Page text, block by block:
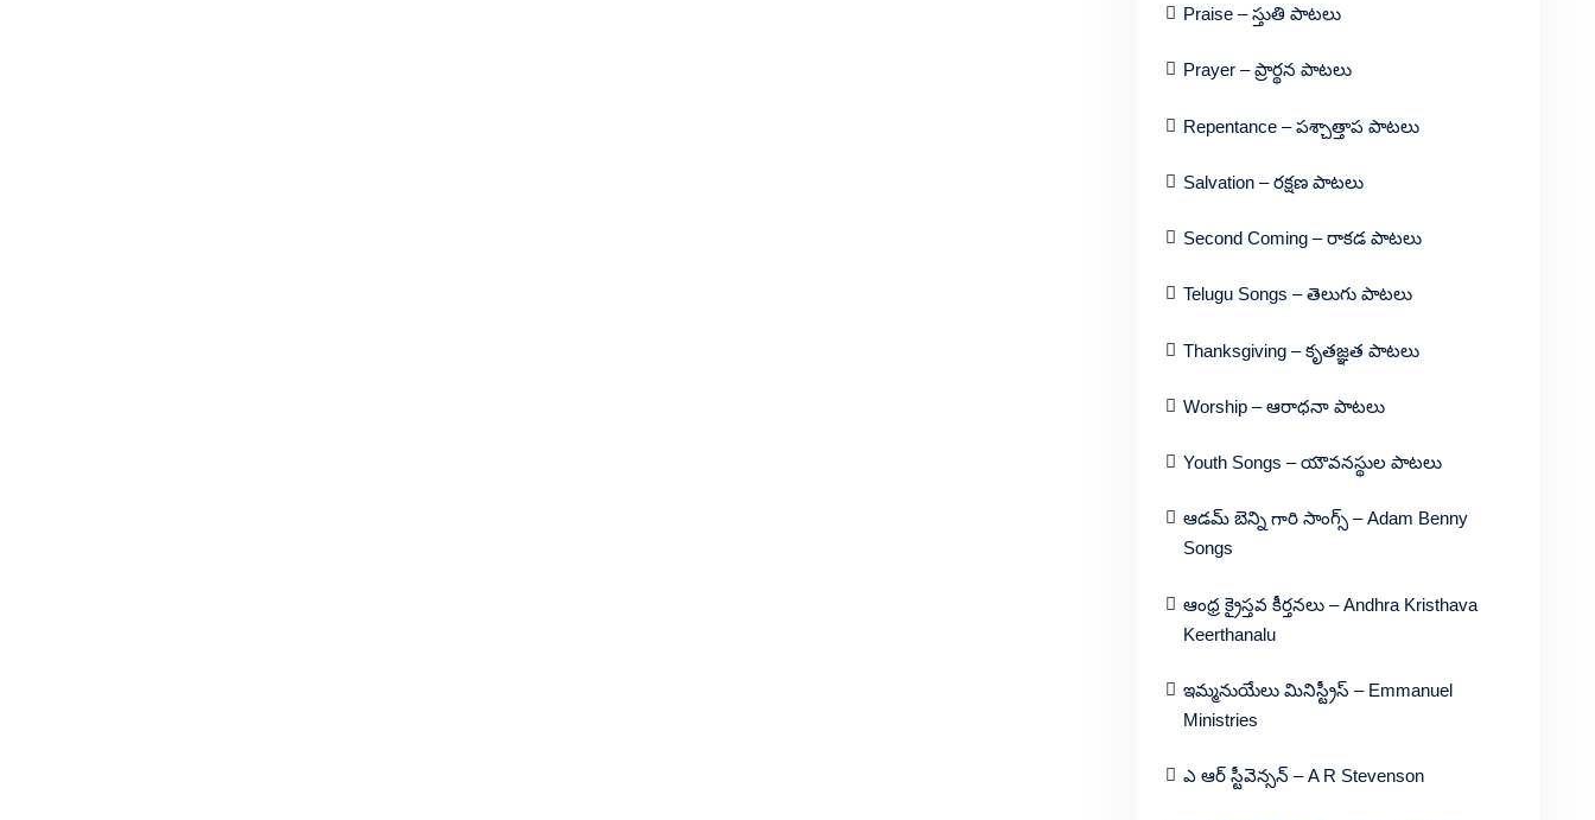
Praise – స్తుతి పాటలు
Prayer – ప్రార్థన పాటలు
Repentance – పశ్చాత్తాప పాటలు
Salvation – రక్షణ పాటలు
Second Coming – రాకడ పాటలు
Telugu Songs – తెలుగు పాటలు
Thanksgiving – కృతజ్ఞత పాటలు
Worship – ఆరాధనా పాటలు
Youth Songs – యౌవనస్థుల పాటలు
ఆడమ్ బెన్ని గారి సాంగ్స్ – Adam Benny
Songs
ఆంధ్ర క్రైస్తవ కీర్తనలు – Andhra Kristhava
Keerthanalu
ఇమ్మనుయేలు మినిస్ట్రీస్ – Emmanuel
Ministries
ఎ ఆర్ స్టీవెన్సన్ – A R Stevenson